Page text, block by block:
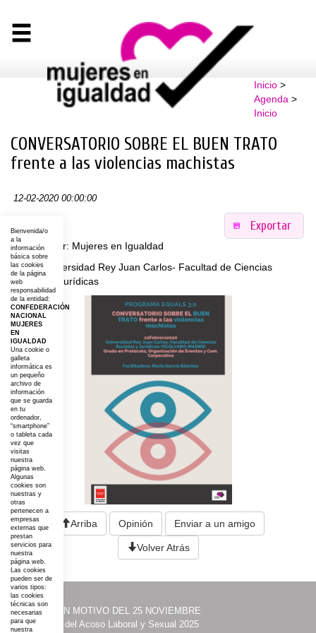
Inicio>
Agenda >
Inicio
CONVERSATORIO SOBRE EL BUEN TRATO
frente a las violencias machistas
12-02-2020 00:00:00
Exportar
Organizador: Mujeres en Igualdad
Lugar: Universidad Rey Juan Carlos- Facultad de Ciencias
Sociales y Jurídicas
Arriba Opinión Enviar a un amigo
Volver Atrás
·ACTOS CON MOTIVO DEL 25 NOVIEMBRE
·Prevención del Acoso Laboral y Sexual 2025
Bienvenida/o
a la
información
básica sobre
las cookies
de la página
web
responsabilidad
de la entidad:
CONFEDERACIÓN
NACIONAL
MUJERES
EN
IGUALDAD
Una cookie o
galleta
informática es
un pequeño
archivo de
información
que se guarda
en tu
ordenador,
“smartphone”
o tableta cada
vez que
visitas
nuestra
página web.
Algunas
cookies son
nuestras y
otras
pertenecen a
empresas
externas que
prestan
servicios para
nuestra
página web.
Las cookies
pueden ser de
varios tipos:
las cookies
técnicas son
necesarias
para que
nuestra